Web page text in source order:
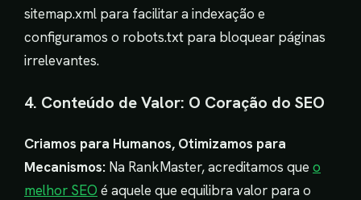
sitemap.xml para facilitar a indexação e
configuramos o robots.txt para bloquear páginas
irrelevantes.
4. Conteúdo de Valor: O Coração do SEO
Criamos para Humanos, Otimizamos para
Mecanismos: Na RankMaster, acreditamos que o
melhor SEO é aquele que equilibra valor para o